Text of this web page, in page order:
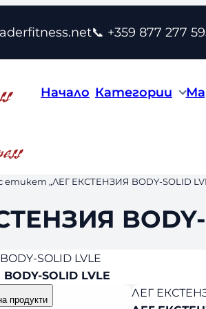
📞 +359 877 277
Начало Категории
„ЛЕГ ЕКСТЕНЗИЯ BODY-SOLID
BODY-
SOLID LVLE
SOLID LVLE
продукти
ЛЕГ